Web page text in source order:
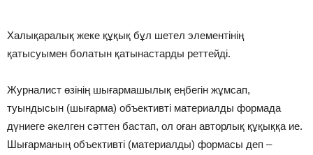
Халықаралық жеке құқық бұл шетел элементінің
қатысуымен болатын қатынастарды реттейді.
Журналист өзінің шығармашылық еңбегін жұмсап,
туындысын (шығарма) объективті материалды формада
дүниеге әкелген сәттен бастап, ол оған авторлық құқыққа ие.
Шығарманың объективті (материалды) формасы деп –